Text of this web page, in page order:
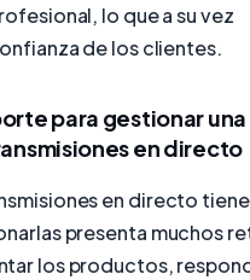
lo que a su vez
de los clientes.
para gestionar
en directo
en directo
presenta muchos
los productos,